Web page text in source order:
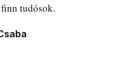
tudósok.